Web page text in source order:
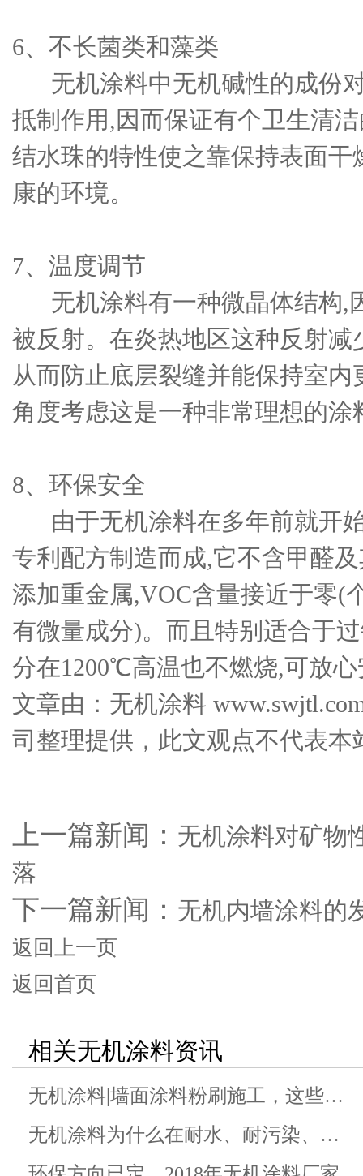
6、不长菌类和藻类
无机涂料中无机碱性的成份
抵制作用,因而保证有个卫生清
结水珠的特性使之靠保持表面干
康的环境。
7、温度调节
无机涂料有一种微晶体结构,
被反射。在炎热地区这种反射减
从而防止底层裂缝并能保持室
角度考虑这是一种非常理想的涂
8、环保安全
由于无机涂料在多年前就开
专利配方制造而成,它不含甲醛
添加重金属,VOC含量接近于零(
有微量成分)。而且特别适合于
分在1200℃高温也不燃烧,可放
文章由：无机涂料
司整理提供，此文观点不代表本
上一篇新闻： 无机涂料对矿物
落
下一篇新闻： 无机内墙涂料的
返回上一页
返回首页
相关无机涂料资讯
无机涂料|墙面涂料粉刷施工，这些…
无机涂料为什么在耐水、耐污染、…